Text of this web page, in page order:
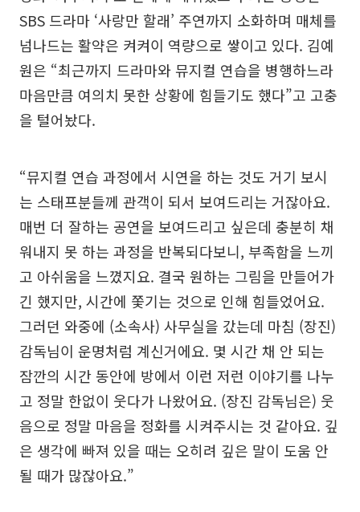
SBS 드라마 ‘사랑만 할래’ 주연까지 소화하며 매체를
넘나드는 활약은 켜켜이 역량으로 쌓이고 있다. 김예
원은 “최근까지 드라마와 뮤지컬 연습을 병행하느라
마음만큼 여의치 못한 상황에 힘들기도 했다”고 고충
을 털어놨다.
“뮤지컬 연습 과정에서 시연을 하는 것도 거기 보시
는 스태프분들께 관객이 되서 보여드리는 거잖아요.
매번 더 잘하는 공연을 보여드리고 싶은데 충분히 채
워내지 못 하는 과정을 반복되다보니, 부족함을 느끼
고 아쉬움을 느꼈지요. 결국 원하는 그림을 만들어가
긴 했지만, 시간에 쫓기는 것으로 인해 힘들었어요.
그러던 와중에 (소속사) 사무실을 갔는데 마침 (장진)
감독님이 운명처럼 계신거에요. 몇 시간 채 안 되는
잠깐의 시간 동안에 방에서 이런 저런 이야기를 나누
고 정말 한없이 웃다가 나왔어요. (장진 감독님은) 웃
음으로 정말 마음을 정화를 시켜주시는 것 같아요. 깊
은 생각에 빠져 있을 때는 오히려 깊은 말이 도움 안
될 때가 많잖아요.”